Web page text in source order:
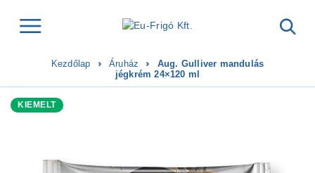
Kezdőlap Áruház
Aug. Gulliver mandulás
jégkrém 24×120 ml
KIEMELT